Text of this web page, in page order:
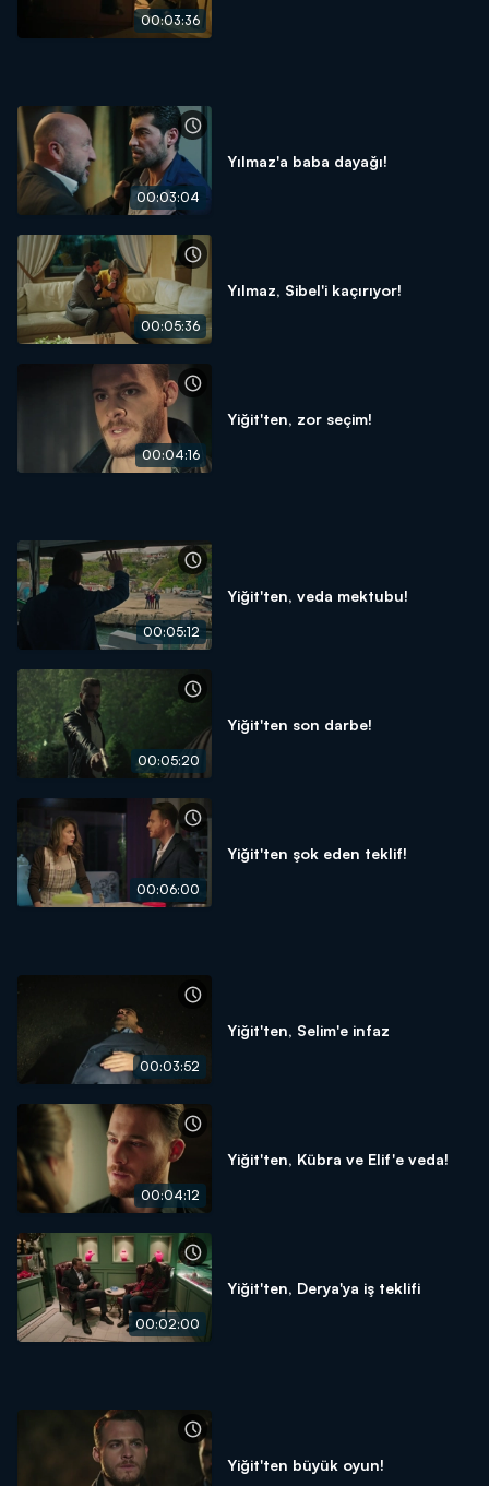
00:03:36
00:03:04
Yılmaz'a baba dayağı!
00:05:36
Yılmaz, Sibel'i kaçırıyor!
00:04:16
Yiğit'ten, zor seçim!
00:05:12
Yiğit'ten, veda mektubu!
00:05:20
Yiğit'ten son darbe!
00:06:00
Yiğit'ten şok eden teklif!
00:03:52
Yiğit'ten, Selim'e infaz
00:04:12
Yiğit'ten, Kübra ve Elif'e veda!
00:02:00
Yiğit'ten, Derya'ya iş teklifi
Yiğit'ten büyük oyun!